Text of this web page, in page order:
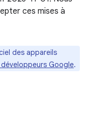
ces mises à
des appareils
Google.